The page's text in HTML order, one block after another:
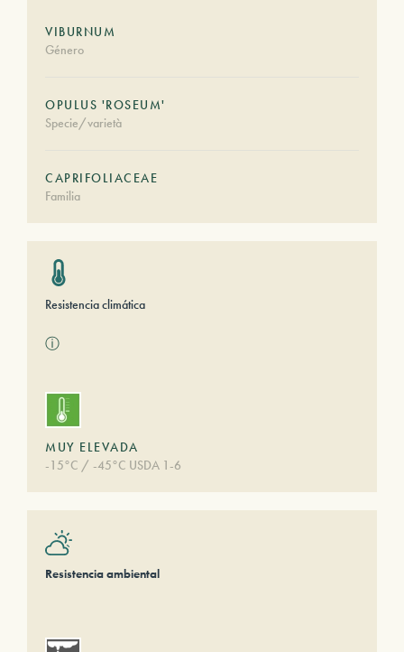
VIBURNUM
Género
OPULUS 'ROSEUM'
Specie/varietà
CAPRIFOLIACEAE
Familia
Resistencia climática
ⓘ
MUY ELEVADA
-15°C / -45°C USDA 1-6
Resistencia ambiental